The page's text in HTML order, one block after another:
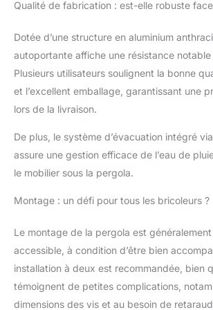
12m2 –
au sol 405 x
hauteur de
206 cm :
Montage
packaging
numérotées,
h à 4
l’installation.
Visserie inox
chevilles
sol fournies;
Qualité de fabrication : est-elle robuste
Dotée d’une structure en aluminium
autoportante affiche une résistance notable
Plusieurs utilisateurs soulignent la bonne
et l’excellent emballage, garantissant une
lors de la livraison.
De plus, le système d’évacuation intégré
assure une gestion efficace de l’eau de
le mobilier sous la pergola.
Montage : un défi pour tous les bricoleurs ?
Le montage de la pergola est
accessible, à condition d’être bien
installation à deux est recommandée, bien
témoignent de petites complications,
dimensions des vis et au besoin de